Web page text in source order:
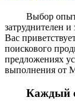
Выбор
затруднителен
Вас
поискового
предложениях
выполнения от
Каждый